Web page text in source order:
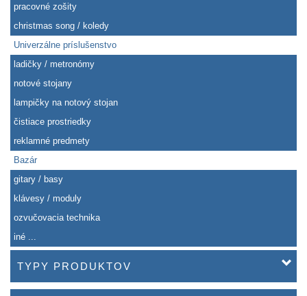
pracovné zošity
christmas song / koledy
Univerzálne príslušenstvo
ladičky / metronómy
notové stojany
lampičky na notový stojan
čistiace prostriedky
reklamné predmety
Bazár
gitary / basy
klávesy / moduly
ozvučovacia technika
iné ...
TYPY PRODUKTOV